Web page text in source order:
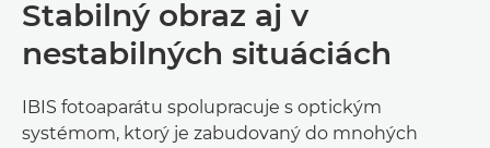
Stabilný obraz aj v
nestabilných situáciách
IBIS fotoaparátu spolupracuje s optickým
systémom, ktorý je zabudovaný do mnohých